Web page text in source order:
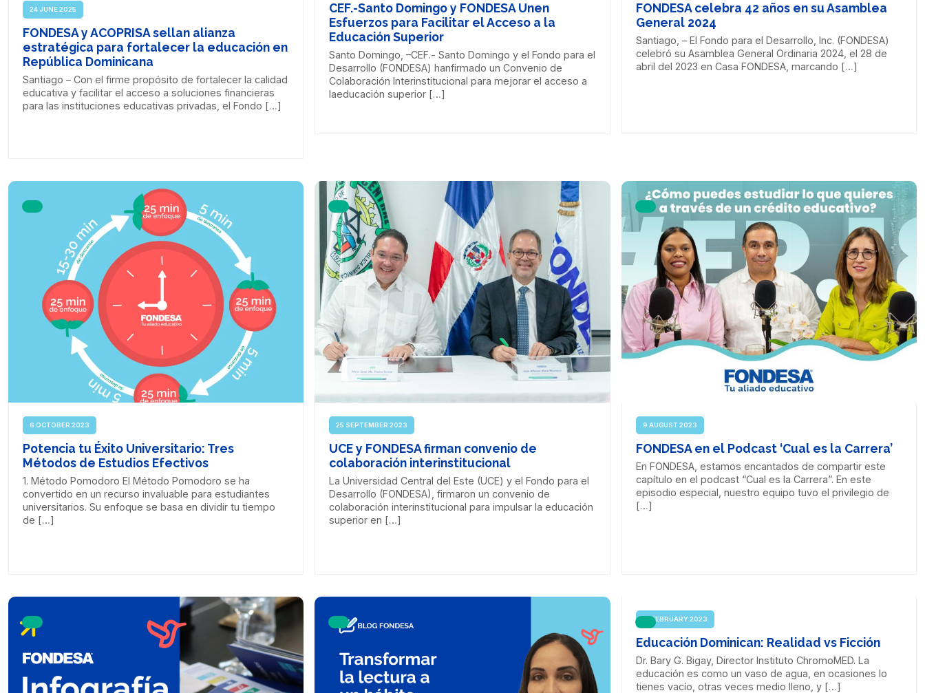
24 JUNE 2025
FONDESA y ACOPRISA sellan alianza
estratégica para fortalecer la educación en
República Dominicana
Santiago – Con el firme propósito de fortalecer la calidad
educativa y facilitar el acceso a soluciones financieras
para las instituciones educativas privadas, el Fondo […]
CEF.-Santo Domingo y FONDESA Unen
Esfuerzos para Facilitar el Acceso a la
Educación Superior
Santo Domingo, –CEF.- Santo Domingo y el Fondo para el
Desarrollo (FONDESA) hanfirmado un Convenio de
Colaboración Interinstitucional para mejorar el acceso a
laeducación superior […]
FONDESA celebra 42 años en su Asamblea
General 2024
Santiago, – El Fondo para el Desarrollo, Inc. (FONDESA)
celebró su Asamblea General Ordinaria 2024, el 28 de
abril del 2023 en Casa FONDESA, marcando […]
6 OCTOBER 2023
Potencia tu Éxito Universitario: Tres
Métodos de Estudios Efectivos
1. Método Pomodoro El Método Pomodoro se ha
convertido en un recurso invaluable para estudiantes
universitarios. Su enfoque se basa en dividir tu tiempo
de […]
25 SEPTEMBER 2023
UCE y FONDESA firman convenio de
colaboración interinstitucional
La Universidad Central del Este (UCE) y el Fondo para el
Desarrollo (FONDESA), firmaron un convenio de
colaboración interinstitucional para impulsar la educación
superior en […]
9 AUGUST 2023
FONDESA en el Podcast ‘Cual es la Carrera’
En FONDESA, estamos encantados de compartir este
capítulo en el podcast “Cual es la Carrera”. En este
episodio especial, nuestro equipo tuvo el privilegio de
[…]
21 FEBRUARY 2023
Educación Dominican: Realidad vs Ficción
Dr. Bary G. Bigay, Director Instituto ChromoMED. La
educación es como un vaso de agua, en ocasiones lo
tienes vacío, otras veces medio lleno, y […]